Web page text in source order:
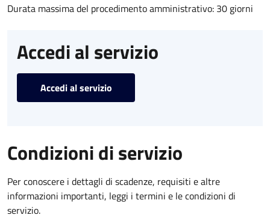
Durata massima del procedimento amministrativo: 30 giorni
Accedi al servizio
Accedi al servizio
Condizioni di servizio
Per conoscere i dettagli di scadenze, requisiti e altre
informazioni importanti, leggi i termini e le condizioni di
servizio.